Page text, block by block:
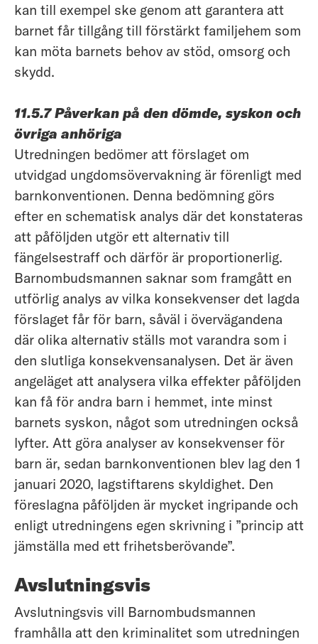
kan till exempel ske genom att garantera att
barnet får tillgång till förstärkt familjehem som
kan möta barnets behov av stöd, omsorg och
skydd.
11.5.7 Påverkan på den dömde, syskon och
övriga anhöriga
Utredningen bedömer att förslaget om
utvidgad ungdomsövervakning är förenligt med
barnkonventionen. Denna bedömning görs
efter en schematisk analys där det konstateras
att påföljden utgör ett alternativ till
fängelsestraff och därför är proportionerlig.
Barnombudsmannen saknar som framgått en
utförlig analys av vilka konsekvenser det lagda
förslaget får för barn, såväl i övervägandena
där olika alternativ ställs mot varandra som i
den slutliga konsekvensanalysen. Det är även
angeläget att analysera vilka effekter påföljden
kan få för andra barn i hemmet, inte minst
barnets syskon, något som utredningen också
lyfter. Att göra analyser av konsekvenser för
barn är, sedan barnkonventionen blev lag den 1
januari 2020, lagstiftarens skyldighet. Den
föreslagna påföljden är mycket ingripande och
enligt utredningens egen skrivning i ”princip att
jämställa med ett frihetsberövande”.
Avslutningsvis
Avslutningsvis vill Barnombudsmannen
framhålla att den kriminalitet som utredningen